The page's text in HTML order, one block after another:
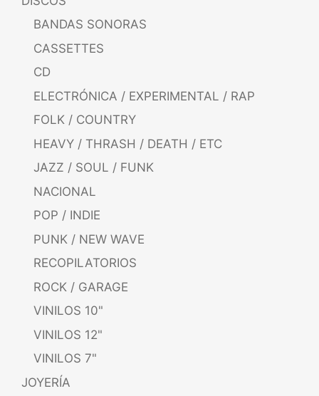
BANDAS SONORAS
CASSETTES
CD
ELECTRÓNICA / EXPERIMENTAL / RAP
FOLK / COUNTRY
HEAVY / THRASH / DEATH / ETC
JAZZ / SOUL / FUNK
NACIONAL
POP / INDIE
PUNK / NEW WAVE
RECOPILATORIOS
ROCK / GARAGE
VINILOS 10"
VINILOS 12"
VINILOS 7"
JOYERÍA